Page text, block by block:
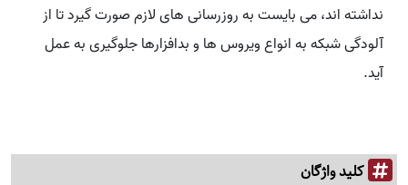
نداشته اند، می بایست به روزرسانی های لازم صورت گیرد تا از
آلودگی شبکه به انواع ویروس ها و بدافزارها جلوگیری به عمل
آید.
کلید واژگان